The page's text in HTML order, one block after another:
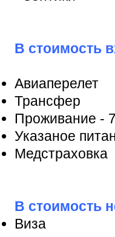
В
Авиаперелет
Трансфер
Проживание -
Указаное
Медстраховка
В стоимость
Виза